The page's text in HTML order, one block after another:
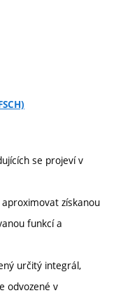
se projeví v
získanou
funkcí a
určitý integrál,
odvozené v